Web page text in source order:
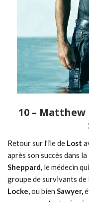
10 – Matthew
Retour sur l’île de Lost
après son succès dans
Sheppard, le médecin
groupe de survivants de
Locke,ou bien Sawyer,